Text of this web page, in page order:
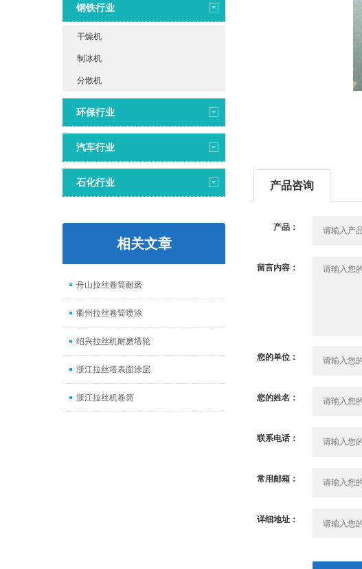
钢铁行业
干燥机
制冰机
分散机
环保行业
汽车行业
石化行业
相关文章
舟山拉丝卷筒耐磨
衢州拉丝卷筒喷涂
绍兴拉丝机耐磨塔轮
浙江拉丝塔表面涂层
浙江拉丝机卷筒
产品咨询
产品：
留言内容：
您的单位：
您的姓名：
联系电话：
常用邮箱：
详细地址：